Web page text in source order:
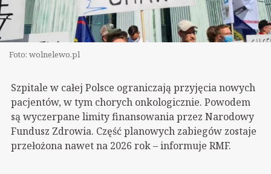
Foto: wolnelewo.pl
Szpitale w całej Polsce ograniczają przyjęcia nowych
pacjentów, w tym chorych onkologicznie. Powodem
są wyczerpane limity finansowania przez Narodowy
Fundusz Zdrowia. Część planowych zabiegów zostaje
przełożona nawet na 2026 rok – informuje RMF.